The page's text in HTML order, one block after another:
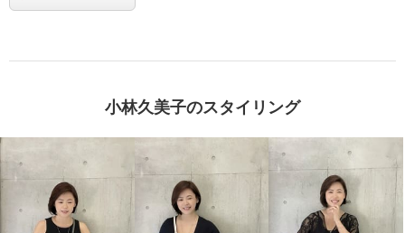
小林久美子のスタイリング